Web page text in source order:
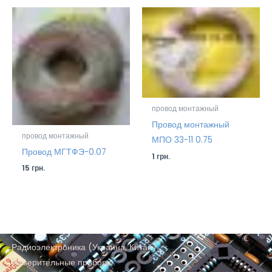
провод монтажный
Провод МГТФЭ-0.07
15грн.
провод монтажный
Провод монтажный
МПО 33-11 0.75
1грн.
Радиоэлектроника (Украина, Китай)
Измерительные приборы